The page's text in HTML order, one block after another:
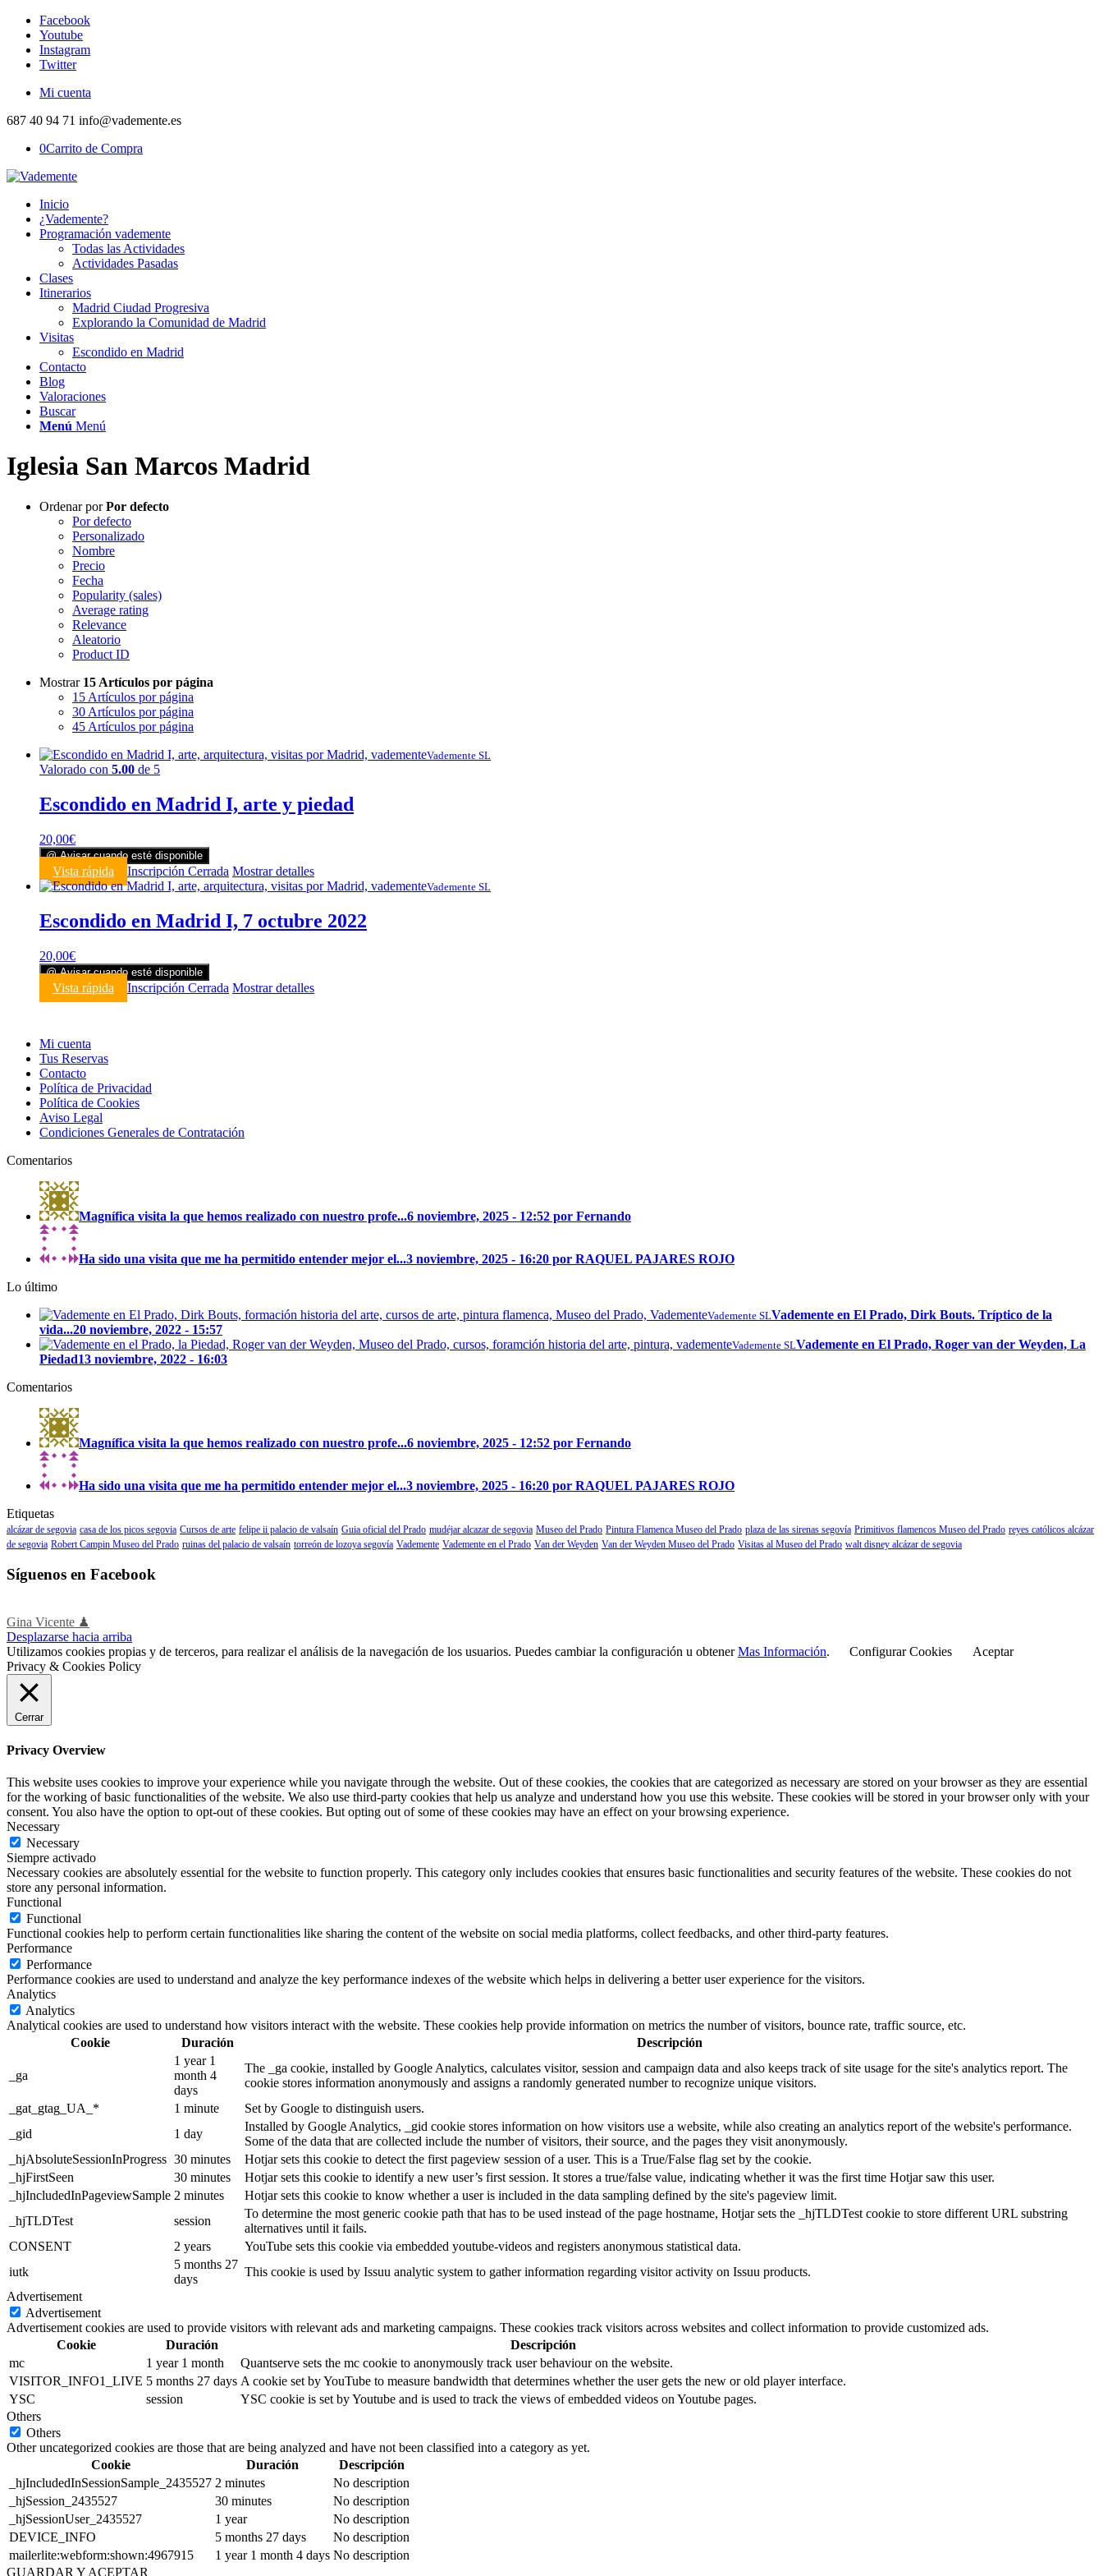
Facebook
Youtube
Instagram
Twitter
Mi cuenta
687 40 94 71 info@vademente.es
0Carrito de Compra
Inicio
¿Vademente?
Programación vademente
Todas las Actividades
Actividades Pasadas
Clases
Itinerarios
Madrid Ciudad Progresiva
Explorando la Comunidad de Madrid
Visitas
Escondido en Madrid
Contacto
Blog
Valoraciones
Buscar
Menú Menú
Iglesia San Marcos Madrid
Ordenar porPor defecto
Por defecto
Personalizado
Nombre
Precio
Fecha
Popularity (sales)
Average rating
Relevance
Aleatorio
Product ID
Mostrar 15 Artículos por página
15 Artículos por página
30 Artículos por página
45 Artículos por página
Vademente SL
Valorado con 5.00 de 5
Escondido en Madrid I, arte y piedad
20,00€
@ Avisar cuando esté disponible
Vista rápida Inscripción Cerrada Mostrar detalles
Vademente SL
Escondido en Madrid I, 7 octubre 2022
20,00€
@ Avisar cuando esté disponible
Vista rápida Inscripción Cerrada Mostrar detalles
Mi cuenta
Tus Reservas
Contacto
Política de Privacidad
Política de Cookies
Aviso Legal
Condiciones Generales de Contratación
Comentarios
Magnífica visita la que hemos realizado con nuestro profe...6 noviembre, 2025 - 12:52 por Fernando
Ha sido una visita que me ha permitido entender mejor el...3 noviembre, 2025 - 16:20 por RAQUEL PAJARES ROJO
Lo último
Vademente SLVademente en El Prado, Dirk Bouts. Tríptico de la
vida...20 noviembre, 2022 - 15:57
Vademente SLVademente en El Prado, Roger van der Weyden, La
Piedad13 noviembre, 2022 - 16:03
Comentarios
Magnífica visita la que hemos realizado con nuestro profe...6 noviembre, 2025 - 12:52 por Fernando
Ha sido una visita que me ha permitido entender mejor el...3 noviembre, 2025 - 16:20 por RAQUEL PAJARES ROJO
Etiquetas
alcázar de segovia casa de los picos segovia Cursos de arte felipe ii palacio de valsaín Guia oficial del Prado mudéjar alcazar de segovia Museo del Prado Pintura Flamenca Museo del Prado plaza de las sirenas segovía Primitivos flamencos Museo del Prado reyes católicos alcázar
de segovia Robert Campin Museo del Prado ruinas del palacio de valsaín torreón de lozoya segovía Vademente Vademente en el Prado Van der Weyden Van der Weyden Museo del Prado Visitas al Museo del Prado walt disney alcázar de segovia
Síguenos en Facebook
Gina Vicente ♟
Desplazarse hacia arriba
Utilizamos cookies propias y de terceros, para realizar el análisis de la navegación de los usuarios. Puedes cambiar la configuración u obtenerMas Información. Configurar Cookies
Aceptar
Privacy & Cookies Policy
Cerrar
Privacy Overview
This website uses cookies to improve your experience while you navigate through the website. Out of these cookies, the cookies that are categorized as necessary are stored on your browser as they are essential
for the working of basic functionalities of the website. We also use third-party cookies that help us analyze and understand how you use this website. These cookies will be stored in your browser only with your
consent. You also have the option to opt-out of these cookies. But opting out of some of these cookies may have an effect on your browsing experience.
Necessary
Necessary
Siempre activado
Necessary cookies are absolutely essential for the website to function properly. This category only includes cookies that ensures basic functionalities and security features of the website. These cookies do not
store any personal information.
Functional
Functional
Functional cookies help to perform certain functionalities like sharing the content of the website on social media platforms, collect feedbacks, and other third-party features.
Performance
Performance
Performance cookies are used to understand and analyze the key performance indexes of the website which helps in delivering a better user experience for the visitors.
Analytics
Analytics
Analytical cookies are used to understand how visitors interact with the website. These cookies help provide information on metrics the number of visitors, bounce rate, traffic source, etc.
Cookie
Duración Descripción
_ga
1 year 1
month 4
days
The _ga cookie, installed by Google Analytics, calculates visitor, session and campaign data and also keeps track of site usage for the site's analytics report. The
cookie stores information anonymously and assigns a randomly generated number to recognize unique visitors.
_gat_gtag_UA_*
1 minute
Set by Google to distinguish users.
_gid
1 day
Installed by Google Analytics, _gid cookie stores information on how visitors use a website, while also creating an analytics report of the website's performance.
Some of the data that are collected include the number of visitors, their source, and the pages they visit anonymously.
_hjAbsoluteSessionInProgress 30 minutes
Hotjar sets this cookie to detect the first pageview session of a user. This is a True/False flag set by the cookie.
_hjFirstSeen
30 minutes
Hotjar sets this cookie to identify a new user’s first session. It stores a true/false value, indicating whether it was the first time Hotjar saw this user.
_hjIncludedInPageviewSample 2 minutes
Hotjar sets this cookie to know whether a user is included in the data sampling defined by the site's pageview limit.
_hjTLDTest
session
To determine the most generic cookie path that has to be used instead of the page hostname, Hotjar sets the _hjTLDTest cookie to store different URL substring
alternatives until it fails.
CONSENT
2 years
YouTube sets this cookie via embedded youtube-videos and registers anonymous statistical data.
iutk
5 months 27
days
This cookie is used by Issuu analytic system to gather information regarding visitor activity on Issuu products.
Advertisement
Advertisement
Advertisement cookies are used to provide visitors with relevant ads and marketing campaigns. These cookies track visitors across websites and collect information to provide customized ads.
Cookie
Duración
Descripción
mc
1 year 1 month
Quantserve sets the mc cookie to anonymously track user behaviour on the website.
VISITOR_INFO1_LIVE 5 months 27 days A cookie set by YouTube to measure bandwidth that determines whether the user gets the new or old player interface.
YSC
session
YSC cookie is set by Youtube and is used to track the views of embedded videos on Youtube pages.
Others
Others
Other uncategorized cookies are those that are being analyzed and have not been classified into a category as yet.
Cookie
Duración
Descripción
_hjIncludedInSessionSample_2435527 2 minutes
No description
_hjSession_2435527
30 minutes
No description
_hjSessionUser_2435527
1 year
No description
DEVICE_INFO
5 months 27 days
No description
mailerlite:webform:shown:4967915
1 year 1 month 4 days No description
GUARDAR Y ACEPTAR